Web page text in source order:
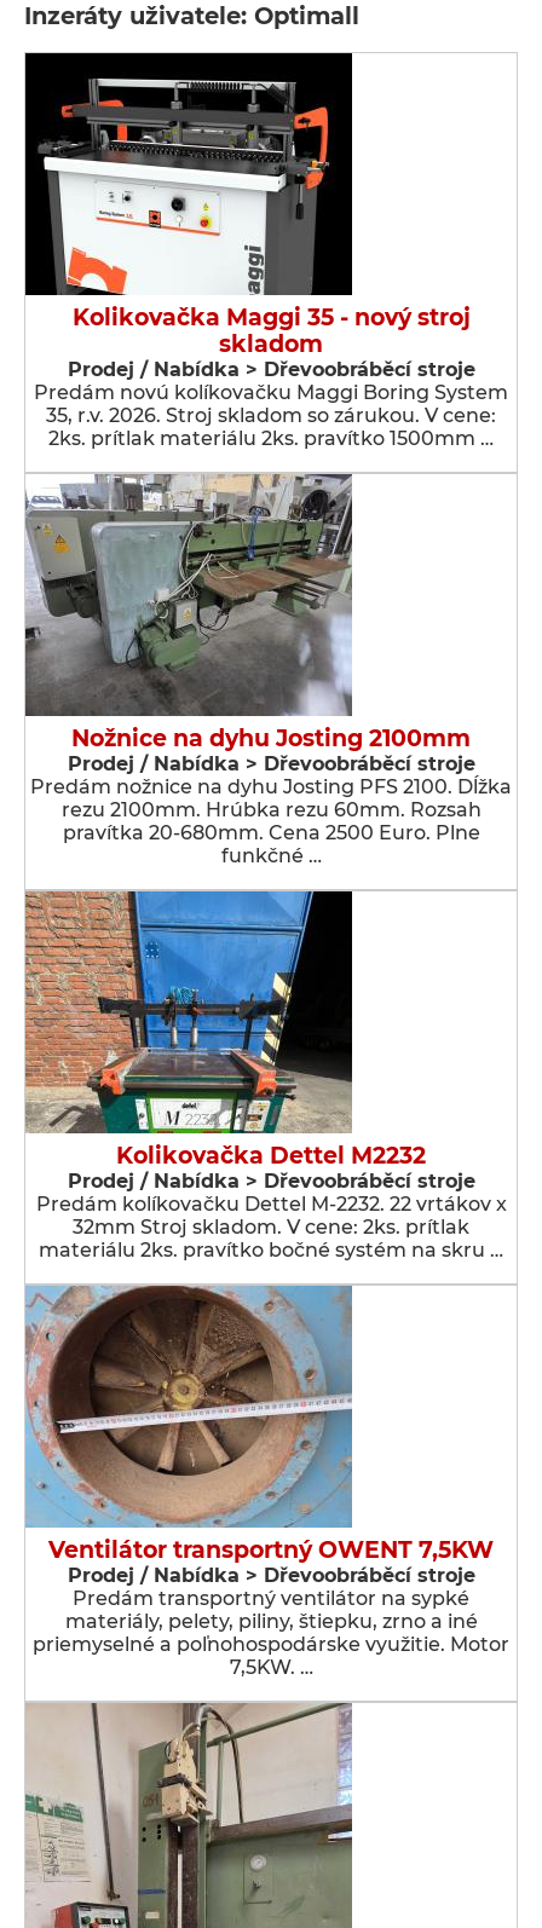
Inzeráty uživatele: Optimall
Kolikovačka Maggi 35 - nový stroj
skladom
Prodej / Nabídka > Dřevoobráběcí stroje
Predám novú kolíkovačku Maggi Boring System
35, r.v. 2026. Stroj skladom so zárukou. V cene:
2ks. prítlak materiálu 2ks. pravítko 1500mm …
Nožnice na dyhu Josting 2100mm
Prodej / Nabídka > Dřevoobráběcí stroje
Predám nožnice na dyhu Josting PFS 2100. Dĺžka
rezu 2100mm. Hrúbka rezu 60mm. Rozsah
pravítka 20-680mm. Cena 2500 Euro. Plne
funkčné …
Kolikovačka Dettel M2232
Prodej / Nabídka > Dřevoobráběcí stroje
Predám kolíkovačku Dettel M-2232. 22 vrtákov x
32mm Stroj skladom. V cene: 2ks. prítlak
materiálu 2ks. pravítko bočné systém na skru …
Ventilátor transportný OWENT 7,5KW
Prodej / Nabídka > Dřevoobráběcí stroje
Predám transportný ventilátor na sypké
materiály, pelety, piliny, štiepku, zrno a iné
priemyselné a poľnohospodárske využitie. Motor
7,5KW. …